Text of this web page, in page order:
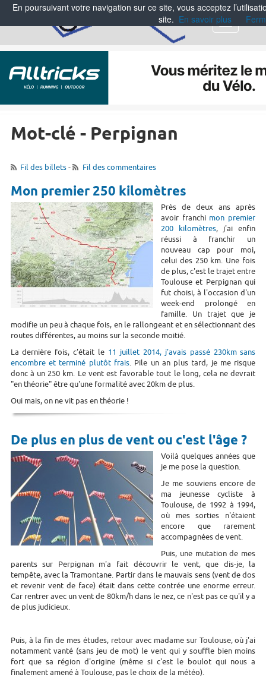
Menu
Mot-clé - Perpignan
Fil des billets- Fil des commentaires
Mon premier 250 kilomètres
Près de deux ans après
avoir franchi mon premier
200 kilomètres, j'ai enfin
réussi à franchir un
nouveau cap pour moi,
celui des 250 km. Une fois
de plus, c'est le trajet entre
Toulouse et Perpignan qui
fut choisi, à l'occasion d'un
week-end prolongé en
famille. Un trajet que je
modifie un peu à chaque fois, en le rallongeant et en sélectionnant des
routes différentes, au moins sur la seconde moitié.
La dernière fois, c'était le 11 juillet 2014, j'avais passé 230km sans
encombre et terminé plutôt frais. Pile un an plus tard, je me risque
donc à un 250 km. Le vent est favorable tout le long, cela ne devrait
"en théorie" être qu'une formalité avec 20km de plus.
Oui mais, on ne vit pas en théorie !
De plus en plus de vent ou c'est l'âge ?
Voilà quelques années que
je me pose la question.
Je me souviens encore de
ma jeunesse cycliste à
Toulouse, de 1992 à 1994,
où mes sorties n'étaient
encore que rarement
accompagnées de vent.
Puis, une mutation de mes
parents sur Perpignan m'a fait découvrir le vent, que dis-je, la
tempête, avec la Tramontane. Partir dans le mauvais sens (vent de dos
et revenir vent de face) était dans cette contrée une enorme erreur.
Car rentrer avec un vent de 80km/h dans le nez, ce n'est pas ce qu'il y a
de plus judicieux.
Puis, à la fin de mes études, retour avec madame sur Toulouse, où j'ai
notamment vanté (sans jeu de mot) le vent qui y souffle bien moins
fort que sa région d'origine (même si c'est le boulot qui nous a
finalement amené à Toulouse, pas le choix de la météo).
En poursuivant votre navigation sur ce site, vous acceptez
site. En savoir plus